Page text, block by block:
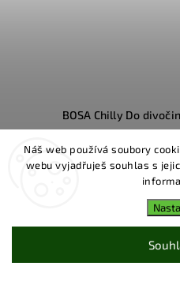
Náš web používá soubory
webu vyjadřuješ souhlas s
BOSA Chilly Do
Do